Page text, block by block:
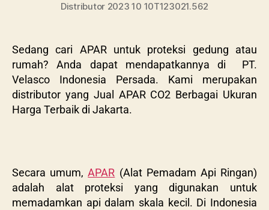
Distributor 2023 10 10T123021.562
Sedang cari APAR untuk proteksi gedung atau
rumah? Anda dapat mendapatkannya di PT.
Velasco Indonesia Persada. Kami merupakan
distributor yang Jual APAR CO2 Berbagai Ukuran
Harga Terbaik di Jakarta.
Secara umum,APAR (Alat Pemadam Api Ringan)
adalah alat proteksi yang digunakan untuk
memadamkan api dalam skala kecil. Di Indonesia